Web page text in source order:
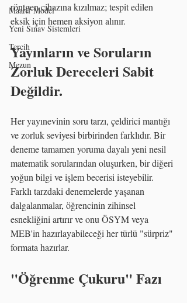
Maarif Model
Yeni Sınav Sistemleri
Tercih
Mezun
röntgen cihazına kızılmaz; tespit edilen
eksik için hemen aksiyon alınır.
Yayınların ve Soruların
Zorluk Dereceleri Sabit
Değildir.
Her yayınevinin soru tarzı, çeldirici mantığı
ve zorluk seviyesi birbirinden farklıdır. Bir
deneme tamamen yoruma dayalı yeni nesil
matematik sorularından oluşurken, bir diğeri
yoğun bilgi ve işlem becerisi isteyebilir.
Farklı tarzdaki denemelerde yaşanan
dalgalanmalar, öğrencinin zihinsel
esnekliğini artırır ve onu ÖSYM veya
MEB'in hazırlayabileceği her türlü "sürpriz"
formata hazırlar.
"Öğrenme Çukuru" Fazı